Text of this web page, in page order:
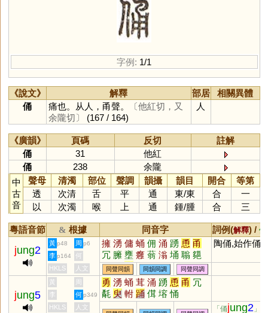
字例: 1/1
《說文》 解釋 部居
相關異體
俑
痛也。从人，甬聲。
〔他紅切，又
余隴切〕
(167 / 164)
人
《廣韻》 頁碼 反切
註解
俑
31
他紅
俑
238
余隴
中
古
音
聲母 清濁 部位 聲調 韻攝 韻目 開合
等第
透
次清 舌 平 通 東/東 合
一
以
次濁 喉 上 通 鍾/腫 合 三
粵語音節 & 根據 同音字 詞例(解釋) /
jung2
黃 p48 周 p6 擁 湧 傭 蛹 佣 涌 踴 恿 甬
冗 臃 壅 癰 蓊 滃 埇 聬 郺
瞈 暡 踊 塕
陶俑,始作俑
李 p164
何
HKLS
人文 同聲同韻 同韻同調 同聲同調
jung5
黃 周 勇 湧 蛹 茸 涌 踴 恿 甬 冗
氄 臾 軵 踊 傇 塎 悀
李 何 p349
HKLS 人文 「俑jung2 」的